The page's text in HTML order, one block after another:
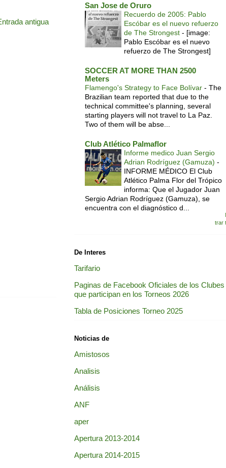
antigua
San Jose de Oruro
Recuerdo de 2005: Pablo
Escóbar es el nuevo refuerzo
de The Strongest - [image:
Pablo Escóbar es el nuevo
refuerzo de The Strongest]
SOCCER AT MORE THAN 2500
Meters
Flamengo's Strategy to Face Bolívar - The
Brazilian team reported that due to the
technical committee's planning, several
starting players will not travel to La Paz.
Two of them will be abse...
Club Atlético Palmaflor
Informe medico Juan Sergio
Adrian Rodríguez (Gamuza) -
INFORME MÉDICO El Club
Atlético Palma Flor del Trópico
informa: Que el Jugador Juan
Sergio Adrian Rodríguez (Gamuza), se
encuentra con el diagnóstico d...
trar
De Interes
Tarifario
Paginas de Facebook Oficiales de los Clubes
que participan en los Torneos 2026
Tabla de Posiciones Torneo 2025
Noticias de
Amistosos
Analisis
Análisis
ANF
aper
Apertura 2013-2014
Apertura 2014-2015